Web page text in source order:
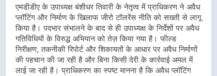
एमडीडीए के उपाध्यक्ष बंशीधर तिवारी के नेतृत्व में प्राधिकरण ने अवैध
प्लॉटिंग और निर्माण के खिलाफ जीरो टॉलरेंस नीति को सख्ती से लागू
किया है। पदभार संभालने के बाद से ही उपाध्यक्ष के निर्देशों पर अवैध
गतिविधियों के विरुद्ध अभियान को तेज़ किया गया है। फील्ड
निरीक्षण, तकनीकी रिपोर्ट और शिकायतों के आधार पर अवैध निर्माणों
की पहचान की जा रही है और बिना किसी देरी के कार्रवाई अमल में
लाई जा रही है। प्राधिकरण का स्पष्ट मानना है कि अवैध प्लॉटिंग